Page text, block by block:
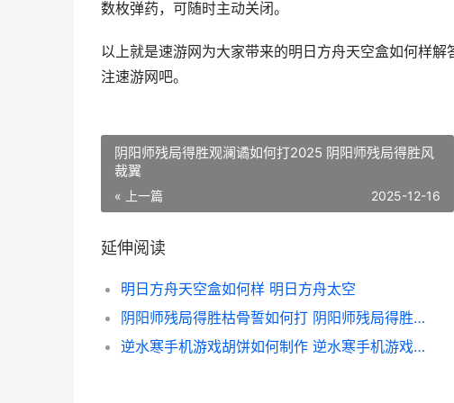
数枚弹药，可随时主动关闭。
以上就是速游网为大家带来的明日方舟天空盒如何样
注速游网吧。
阴阳师残局得胜观澜谲如何打2025 阴阳师残局得胜风
裁翼
« 上一篇 2025-12-16
延伸阅读
明日方舟天空盒如何样 明日方舟太空
阴阳师残局得胜枯骨誓如何打 阴阳师残局得胜观澜谲
逆水寒手机游戏胡饼如何制作 逆水寒手机游戏官网